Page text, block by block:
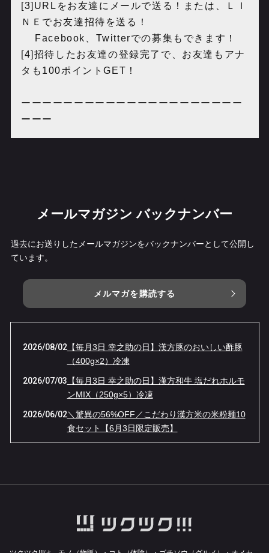
[3]URLをお友達にメールで送る！または、ＬＩ
ＮＥでお友達招待を送る！
Facebook、Twitterでの募集もできます！
[4]招待したお友達の登録完了で、お友達もアナ
タも100ポイントGET！
ーーーーーーーーーーーーーーーーーーーーー
ーーー
メールマガジン バックナンバー
過去にお送りしたメールマガジンをバックナンバーとして公開し
ています。
メルマガを購読する
2026/08/02【毎月3日 幸之助の日】漢方豚のおいしい酢豚
（400g×2）冷凍
2026/07/03 【毎月3日 幸之助の日】漢方和牛 塩だれホルモ
ンMIX（250g×5）冷凍
2026/06/02＼驚異の56%OFF／こだわり漢方米の米粉麺10
食セット【6月3日限定販売】
【幸之助の日 3/3限定】春一番！漢方豚しゃぶ
しゃぶ鍋が37%OFFの特別価格！
2026/02/03 【1日限り】漢方和牛＆漢方豚のゴロゴロカレ